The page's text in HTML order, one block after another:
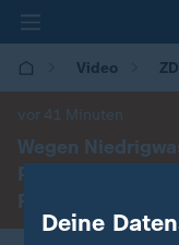
Video
vor 41 Minuten
Wegen
Pfalz heben als
Deine